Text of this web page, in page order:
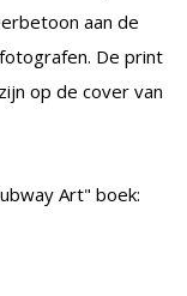
aan de
De print
op de cover van
Art" boek: